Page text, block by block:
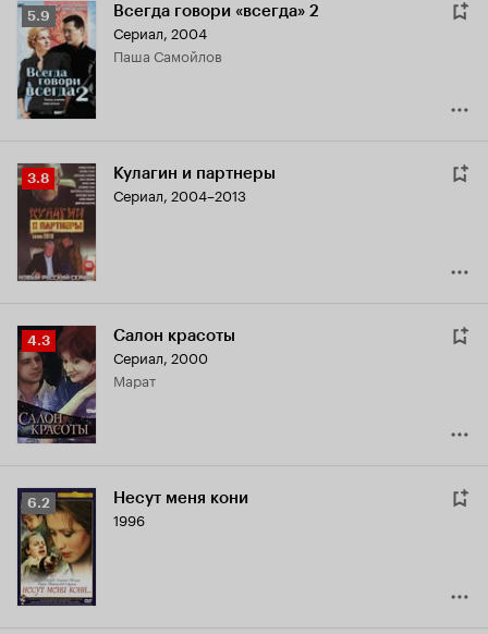
Рейтинг
Кинопоиска
5.9
5.9 Всегда говори «всегда» 2
Сериал, 2004
Паша Самойлов
Рейтинг
Кинопоиска
3.8
3.8 Кулагин и партнеры
Сериал, 2004–2013
Рейтинг
Кинопоиска
4.3
4.3 Салон красоты
Сериал, 2000
Марат
Рейтинг
Кинопоиска
6.2
6.2 Несут меня кони
1996